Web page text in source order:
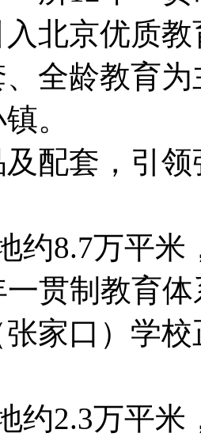
北京优质
全龄教育
。
配套，引
约8.7万平
贯制教育
家口）学
约2.3万平